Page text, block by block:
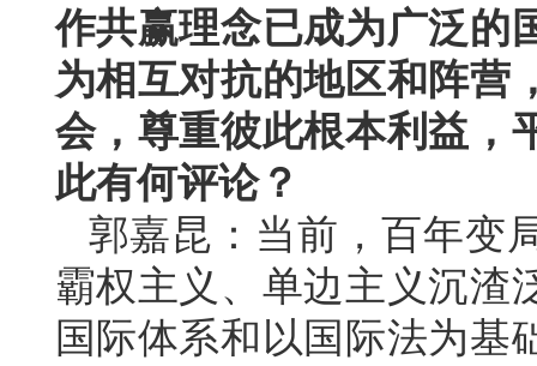
作共赢理念已成为广泛的
为相互对抗的地区和阵营
会，尊重彼此根本利益，
此有何评论？
郭嘉昆：当前，百年变
霸权主义、单边主义沉渣
国际体系和以国际法为基